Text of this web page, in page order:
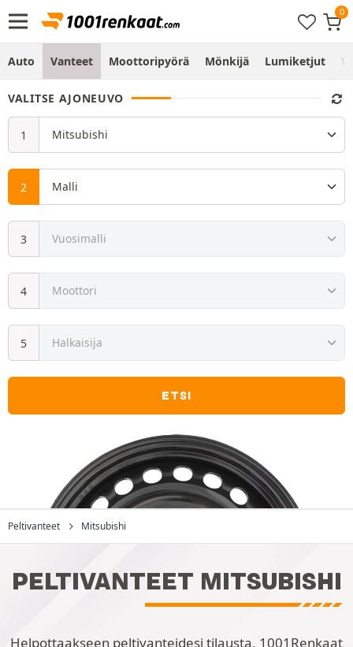
Auto Vanteet Moottoripyörä Mönkijä Lumiketjut
VALITSE AJONEUVO
ETSI
Peltivanteet Mitsubishi
PELTIVANTEET MITSUBISHI
Helpottaakseen peltivanteidesi tilausta, 1001Renkaat